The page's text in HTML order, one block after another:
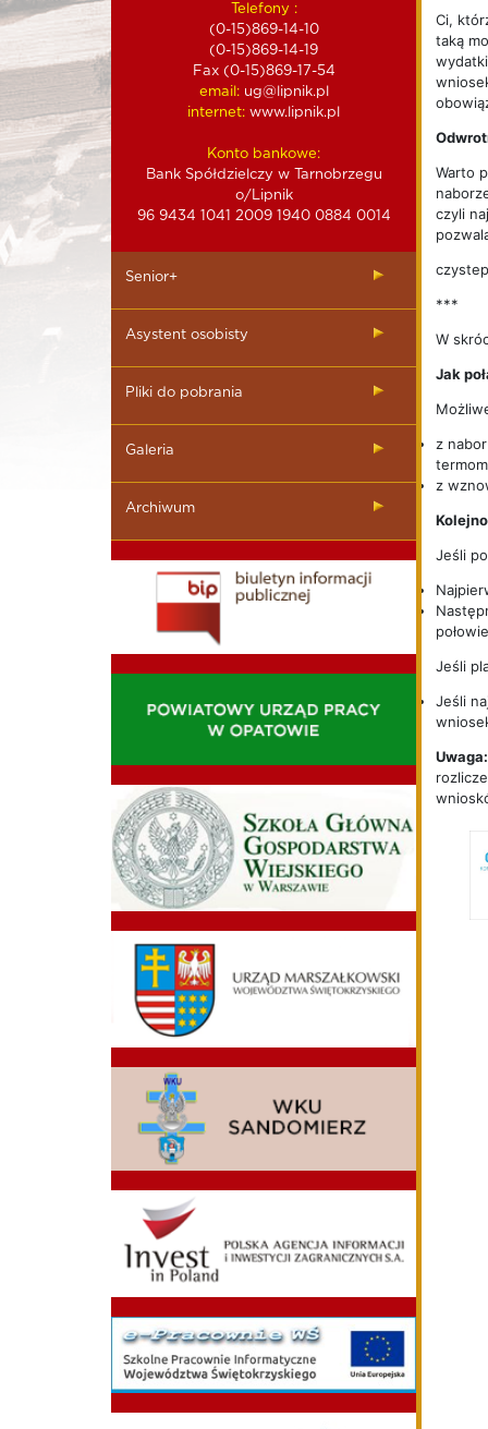
Telefony :
(0-15)869-14-10
(0-15)869-14-19
Fax (0-15)869-17-54
email:ug@lipnik.pl
internet: www.lipnik.pl
Konto bankowe:
Bank Spółdzielczy w Tarnobrzegu
o/Lipnik
96 9434 1041 2009 1940 0884 0014
Senior+
Asystent osobisty
Pliki do pobrania
Galeria
Archiwum
Ci,
taką
Warto
czyli
***
W
Jak
z
z
Jeśli
Jeśli
Jeśli
Uwaga: